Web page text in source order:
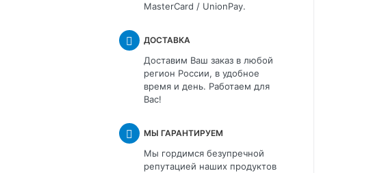
MasterCard / UnionPay.
ДОСТАВКА
Доставим Ваш заказ в любой
регион России, в удобное
время и день. Работаем для
Вас!
МЫ ГАРАНТИРУЕМ
Мы гордимся безупречной
репутацией наших продуктов